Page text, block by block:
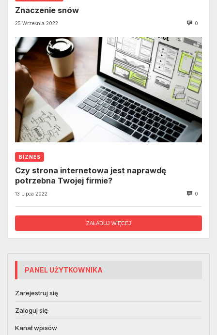
Znaczenie snów
25 Września 2022 0
BIZNES
Czy strona internetowa jest naprawdę
potrzebna Twojej firmie?
13 Lipca 2022 0
ZAŁADUJ WIĘCEJ
PANEL UŻYTKOWNIKA
Zarejestruj się
Zaloguj się
Kanał wpisów